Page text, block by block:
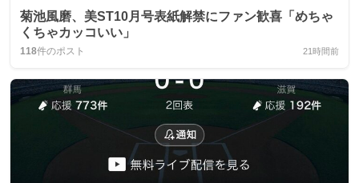
菊池風磨、美ST10月号表紙解禁にファン歓喜「めちゃ
くちゃカッコいい」
118件のポスト 21時間前